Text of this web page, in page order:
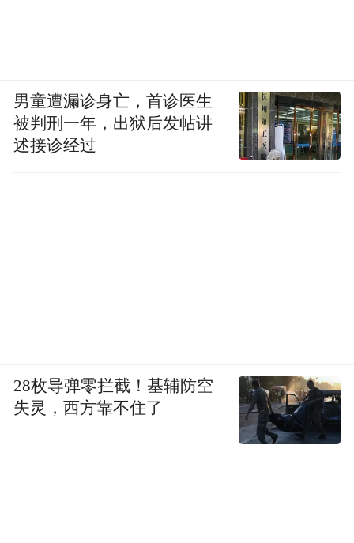
男童遭漏诊身亡，首诊医生
被判刑一年，出狱后发帖讲
述接诊经过
28枚导弹零拦截！基辅防空
失灵，西方靠不住了